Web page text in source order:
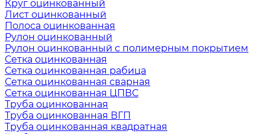
Круг оцинкованный
Лист оцинкованный
Полоса оцинкованная
Рулон оцинкованный
Рулон оцинкованный с полимерным покрытием
Сетка оцинкованная
Сетка оцинкованная рабица
Сетка оцинкованная сварная
Сетка оцинкованная ЦПВС
Труба оцинкованная
Труба оцинкованная ВГП
Труба оцинкованная квадратная